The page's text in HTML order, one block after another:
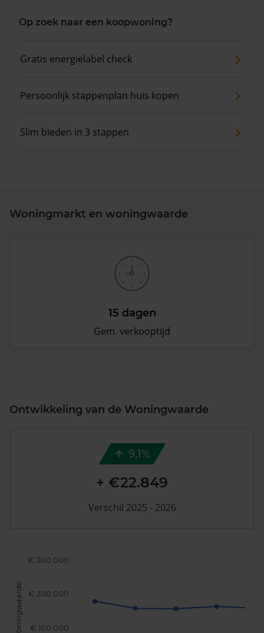
Op zoek naar een koopwoning?
Gratis energielabel check
Persoonlijk stappenplan huis kopen
Slim bieden in 3 stappen
Woningmarkt en woningwaarde
15 dagen
Gem. verkooptijd
Ontwikkeling van de Woningwaarde
€ 100.000
€ 200.000
€ 300.000
Woningwaarde
9,1%
+ €22.849
Verschil 2025 - 2026